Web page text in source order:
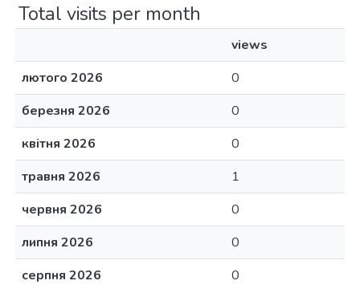
Total visits per month
views
лютого 2026
0
березня 2026
0
квітня 2026
0
травня 2026
1
червня 2026
0
липня 2026
0
серпня 2026
0